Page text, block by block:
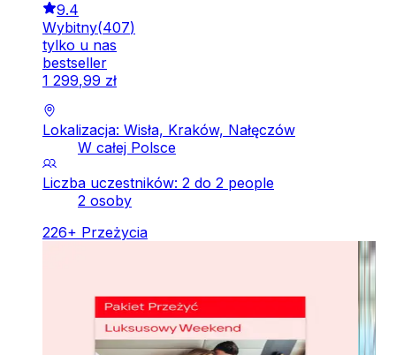
9.4
Wybitny(407)
tylko u nas
bestseller
1 299,99 zł
Lokalizacja: Wisła, Kraków, Nałęczów
W całej Polsce
Liczba uczestników: 2 do 2 people
2 osoby
226+ Przeżycia